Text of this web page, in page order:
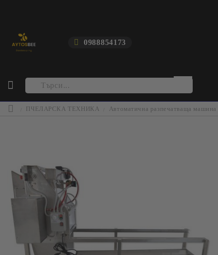
0988854173
ПЧЕЛАРСКА ТЕХНИКА Автоматична разпечатваща